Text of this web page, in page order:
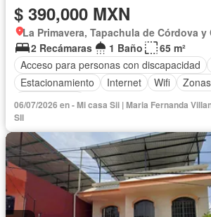
$ 390,000 MXN
La Primavera, Tapachula de Córdova y
2 Recámaras
1 Baño
65 m²
Acceso para personas con discapacidad
Estacionamiento
Internet Wifi
Sin amueblar
06/07/2026 en - Mi casa Sii | Maria Fernanda Villanueva
SII